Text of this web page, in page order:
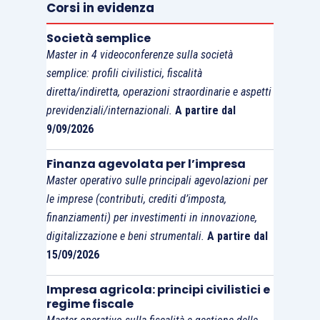
fiscale affidato,ex post, alla verifica della busta
paga. Esso richiede una sequenza decisionale,
cioè un insieme coerente di regole attraverso le
quali l’impresa rende tracciabile la propria scelta
organizzativa e ne dimostra la compatibilità con la
disciplina tributaria, lavoristica e contabile. La
volto. In realtà, essa diviene immediatamente
questione di governance, perché impone di
trasformare una disciplina agevolativa in un
procedimento aziendale ordinato. Senza tale
passaggio, il welfare resta un insieme di
prestazioni sparse, talvolta efficienti, talvolta
fragili. Con tale passaggio, invece, esso diventa
uno strumento di governo della relazione tra
Corsi in evidenza
Società semplice
Master in 4 videoconferenze sulla società
semplice: profili civilistici, fiscalità
diretta/indiretta, operazioni straordinarie e aspetti
previdenziali/internazionali. A partire dal
9/09/2026
Finanza agevolata per l’impresa
Master operativo sulle principali agevolazioni per
le imprese (contributi, crediti d’imposta,
finanziamenti) per investimenti in innovazione,
digitalizzazione e beni strumentali. A partire dal
15/09/2026
Impresa agricola: principi civilistici e
regime fiscale